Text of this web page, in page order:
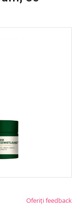
Oferiți feedback